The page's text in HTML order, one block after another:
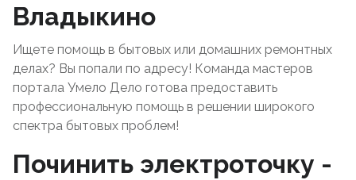
Владыкино
Ищете помощь в бытовых или домашних ремонтных
делах? Вы попали по адресу! Команда мастеров
портала Умело Дело готова предоставить
профессиональную помощь в решении широкого
спектра бытовых проблем!
Починить электроточку -